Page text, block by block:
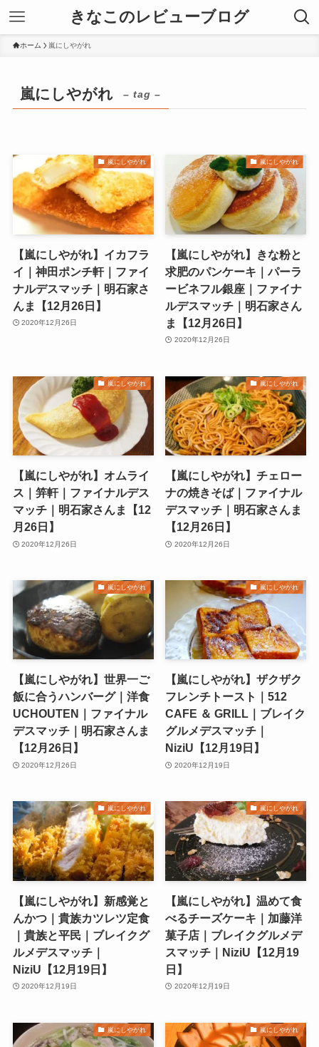
きなこのレビューブログ
ホーム 嵐にしやがれ
嵐にしやがれ – tag –
嵐にしやがれ
【嵐にしやがれ】イカフラ
イ｜神田ポンチ軒｜ファイ
ナルデスマッチ｜明石家さ
んま【12月26日】
2020年12月26日
嵐にしやがれ
【嵐にしやがれ】きな粉と
求肥のパンケーキ｜パーラ
ービネフル銀座｜ファイナ
ルデスマッチ｜明石家さん
ま【12月26日】
2020年12月26日
嵐にしやがれ
【嵐にしやがれ】オムライ
ス｜笄軒｜ファイナルデス
マッチ｜明石家さんま【12
月26日】
2020年12月26日
嵐にしやがれ
【嵐にしやがれ】チェロー
ナの焼きそば｜ファイナル
デスマッチ｜明石家さんま
【12月26日】
2020年12月26日
嵐にしやがれ
【嵐にしやがれ】世界一ご
飯に合うハンバーグ｜洋食
UCHOUTEN｜ファイナル
デスマッチ｜明石家さんま
【12月26日】
2020年12月26日
嵐にしやがれ
【嵐にしやがれ】ザクザク
フレンチトースト｜512
CAFE ＆ GRILL｜ブレイク
グルメデスマッチ｜
NiziU【12月19日】
2020年12月19日
嵐にしやがれ
【嵐にしやがれ】新感覚と
んかつ｜貴族カツレツ定食
｜貴族と平民｜ブレイクグ
ルメデスマッチ｜
NiziU【12月19日】
2020年12月19日
嵐にしやがれ
【嵐にしやがれ】温めて食
べるチーズケーキ｜加藤洋
菓子店｜ブレイクグルメデ
スマッチ｜NiziU【12月19
日】
2020年12月19日
嵐にしやがれ 嵐にしやがれ